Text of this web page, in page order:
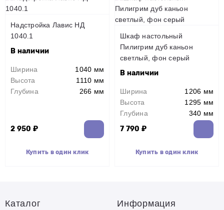
Надстройка Лавис НД
1040.1
В наличии
Ширина
1040 мм
Высота
1110 мм
Глубина
266 мм
2 950 ₽
Купить в один клик
Шкаф настольный
Пилигрим дуб каньон
светлый, фон серый
В наличии
Ширина
1206 мм
Высота
1295 мм
Глубина
340 мм
7 790 ₽
Купить в один клик
Каталог Информация